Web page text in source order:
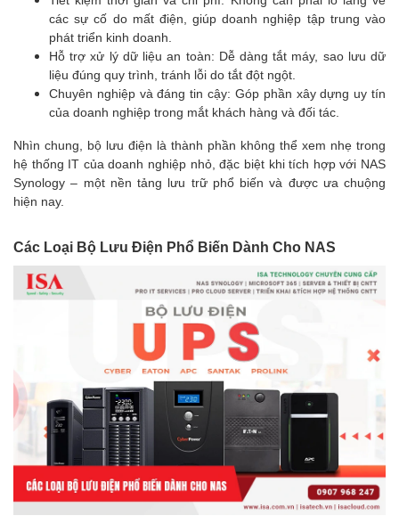
các sự cố do mất điện, giúp doanh nghiệp tập trung vào
phát triển kinh doanh.
Hỗ trợ xử lý dữ liệu an toàn: Dễ dàng tắt máy, sao lưu dữ
liệu đúng quy trình, tránh lỗi do tắt đột ngột.
Chuyên nghiệp và đáng tin cậy: Góp phần xây dựng uy tín
của doanh nghiệp trong mắt khách hàng và đối tác.
Nhìn chung, bộ lưu điện là thành phần không thể xem nhẹ trong
hệ thống IT của doanh nghiệp nhỏ, đặc biệt khi tích hợp với NAS
Synology – một nền tảng lưu trữ phổ biến và được ưa chuộng
hiện nay.
Các Loại Bộ Lưu Điện Phổ Biến Dành Cho NAS